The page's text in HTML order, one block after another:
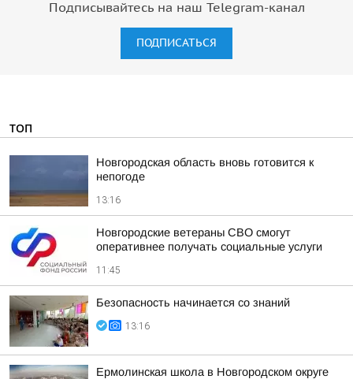
Подписывайтесь на наш Telegram-канал
ПОДПИСАТЬСЯ
ТОП
Новгородская область вновь готовится к
непогоде
13:16
Новгородские ветераны СВО смогут
оперативнее получать социальные услуги
11:45
Безопасность начинается со знаний
13:16
Ермолинская школа в Новгородском округе